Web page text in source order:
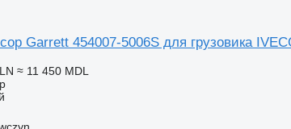
Garrett 454007-5006S для грузовика
≈ 11 450 MDL